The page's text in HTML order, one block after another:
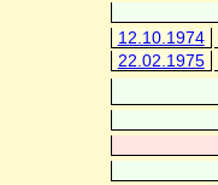
12.10.1974
22.02.1975